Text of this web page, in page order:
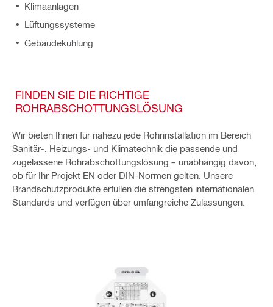
Klimaanlagen
Lüftungssysteme
Gebäudekühlung
FINDEN SIE DIE RICHTIGE
ROHRABSCHOTTUNGSLÖSUNG
Wir bieten Ihnen für nahezu jede Rohrinstallation im Bereich
Sanitär-, Heizungs- und Klimatechnik die passende und
zugelassene Rohrabschottungslösung – unabhängig davon,
ob für Ihr Projekt EN oder DIN-Normen gelten. Unsere
Brandschutzprodukte erfüllen die strengsten internationalen
Standards und verfügen über umfangreiche Zulassungen.